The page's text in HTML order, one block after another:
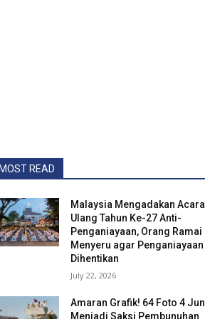
READ
Malaysia Mengadakan Acara
Ulang Tahun Ke-27 Anti-
Penganiayaan, Orang Ramai
Menyeru agar Penganiayaan
Dihentikan
July 22, 2026
Amaran Grafik! 64 Foto 4 Jun
Menjadi Saksi Pembunuhan